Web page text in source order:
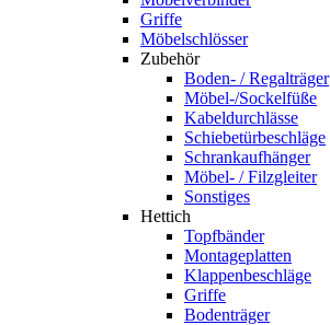
Griffe
Möbelschlösser
Zubehör
Boden- / Regalträger
Möbel-/Sockelfüße
Kabeldurchlässe
Schiebetürbeschläge
Schrankaufhänger
Möbel- / Filzgleiter
Sonstiges
Hettich
Topfbänder
Montageplatten
Klappenbeschläge
Griffe
Bodenträger